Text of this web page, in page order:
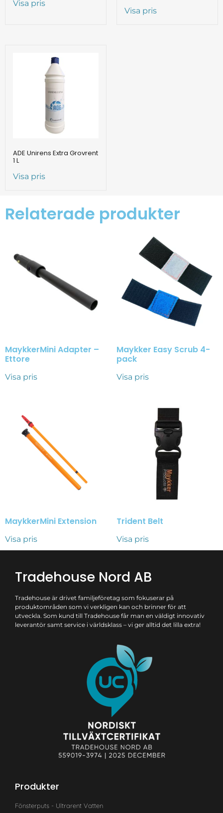
Visa pris
Visa pris
ADE Unirens Extra Grovrent
1 L
Visa pris
Relaterade produkter
MaykkerMini Adapter –
Ettore
Visa pris
Maykker Easy Scrub 4-
pack
Visa pris
MaykkerMini Extension
Visa pris
Trident Belt
Visa pris
Tradehouse Nord AB
Tradehouse är drivet familjeföretag som fokuserar på
produktområden som vi verkligen kan och brinner för att
utveckla. Som kund till Tradehouse får man en väldigt innovativ
leverantör samt service i världsklass – vi ger alltid det lilla extra!
Produkter
Fönsterputs - Ultrarent Vatten